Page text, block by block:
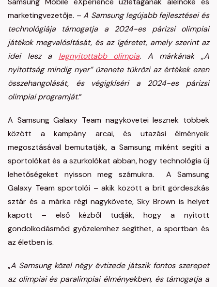
marketingvezetője. –A Samsung legújabb fejlesztései és
technológiája támogatja a 2024-es párizsi olimpiai
játékok megvalósítását, és az ígéretet, amely szerint az
idei lesz a legnyitottabb olimpia. A márkának „A
nyitottság mindig nyer” üzenete tükrözi az értékek ezen
összehangolását, és végigkíséri a 2024-es párizsi
olimpiai programját.”
A Samsung Galaxy Team nagykövetei lesznek többek
között a kampány arcai, és utazási élményeik
megosztásával bemutatják, a Samsung miként segíti a
sportolókat és a szurkolókat abban, hogy technológia új
lehetőségeket nyisson meg számukra. A Samsung
Galaxy Team sportolói – akik között a brit gördeszkás
sztár és a márka régi nagykövete, Sky Brown is helyet
kapott – első kézből tudják, hogy a nyitott
gondolkodásmód győzelemhez segíthet, a sportban és
az életben is.
„A Samsung közel négy évtizede játszik fontos szerepet
az olimpiai és paralimpiai élményekben, és támogatja a